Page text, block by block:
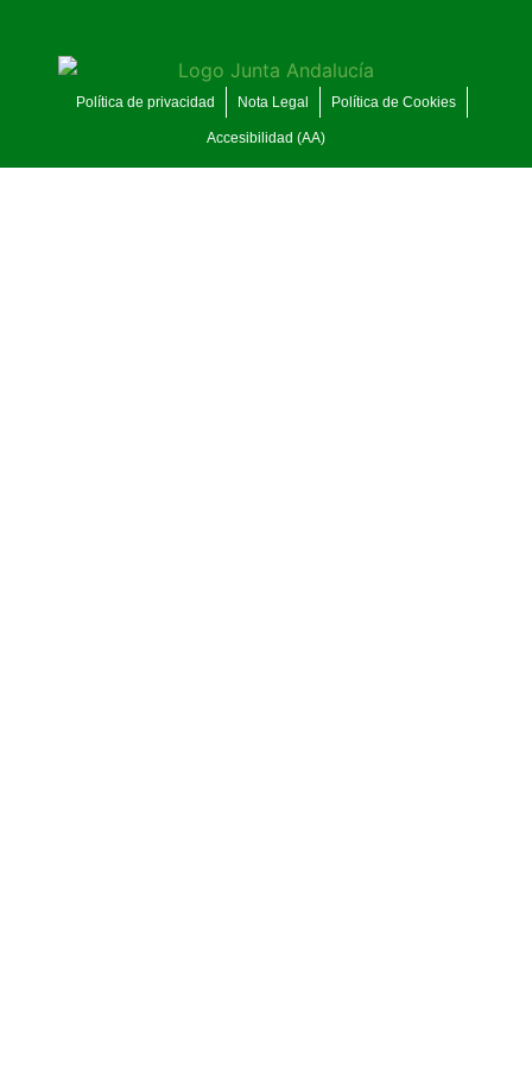
Política de privacidad Nota Legal Política de Cookies
Accesibilidad (AA)